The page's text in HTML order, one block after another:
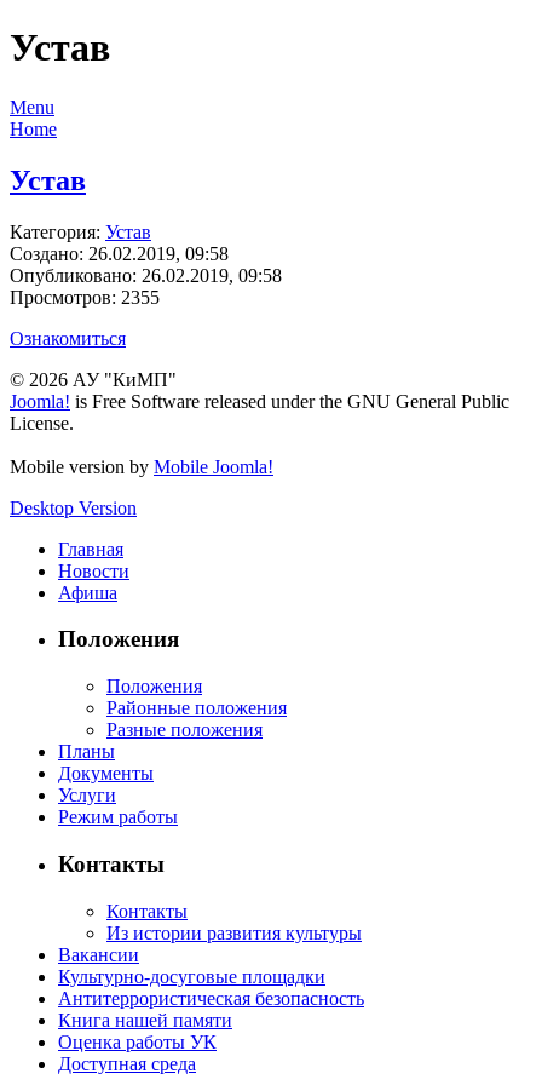
Устав
Menu
Home
Устав
Категория: Устав
Создано: 26.02.2019, 09:58
Опубликовано: 26.02.2019, 09:58
Просмотров: 2355
Ознакомиться
© 2026 АУ "КиМП"
Joomla! is Free Software released under the GNU General Public
License.
Mobile version by Mobile Joomla!
Desktop Version
Главная
Новости
Афиша
Положения
Положения
Районные положения
Разные положения
Планы
Документы
Услуги
Режим работы
Контакты
Контакты
Из истории развития культуры
Вакансии
Культурно-досуговые площадки
Антитеррористическая безопасность
Книга нашей памяти
Оценка работы УК
Доступная среда